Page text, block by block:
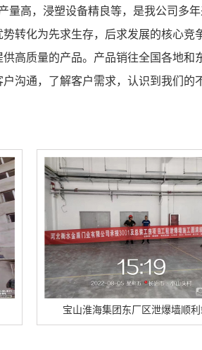
高，浸塑设备精良等，是我公司多
转化为先求生存，后求发展的核心竞
高质量的产品。产品销往全国各地和
沟通，了解客户需求，认识到我们的
海集团东厂区泄爆墙顺利竣工 宝